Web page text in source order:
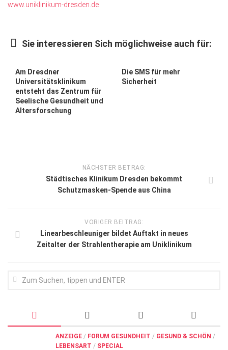
www.uniklinikum-dresden.de
Sie interessieren Sich möglichweise auch für:
Am Dresdner
Universitätsklinikum
entsteht das Zentrum für
Seelische Gesundheit und
Altersforschung
Die SMS für mehr
Sicherheit
NÄCHSTER BETRAG:
Städtisches Klinikum Dresden bekommt
Schutzmasken-Spende aus China
VORIGER BEITRAG:
Linearbeschleuniger bildet Auftakt in neues
Zeitalter der Strahlentherapie am Uniklinikum
ANZEIGE / FORUM GESUNDHEIT / GESUND & SCHÖN /
LEBENSART / SPECIAL